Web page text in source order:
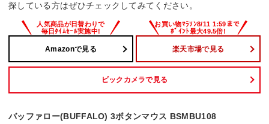
探している方はぜひチェックしてみてください。
Amazonで見る 楽天市場で見る
ビックカメラで見る
バッファロー(BUFFALO) 3ボタンマウス BSMBU108